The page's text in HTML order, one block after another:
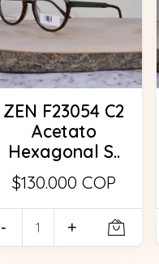
ZEN F23054 C2
Acetato
Hexagonal S..
$130.000 COP
- +